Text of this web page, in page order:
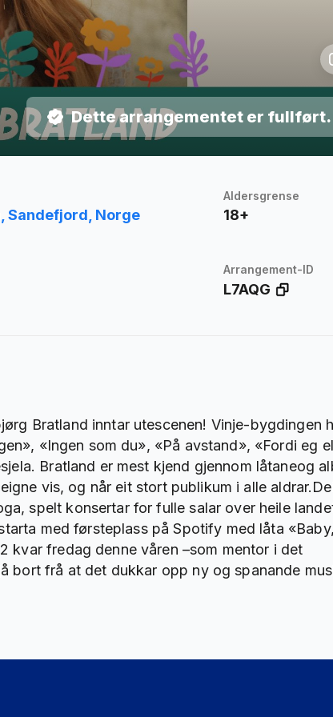
Dette arrangementet er fullført.
Sandefjord, Norge
Aldersgrense
18+
Arrangement-ID
L7AQG
Bratland inntar utescenen! Vinje-bygdingen
«Ingen som du», «På avstand», «Fordi eg
Bratland er mest kjend gjennom låtaneog
vis, og når eit stort publikum i alle
spelt konsertar for fulle salar over heile
med førsteplass på Spotify med låta
kvar fredag denne våren –som mentor i det
bort frå at det dukkar opp ny og spanande